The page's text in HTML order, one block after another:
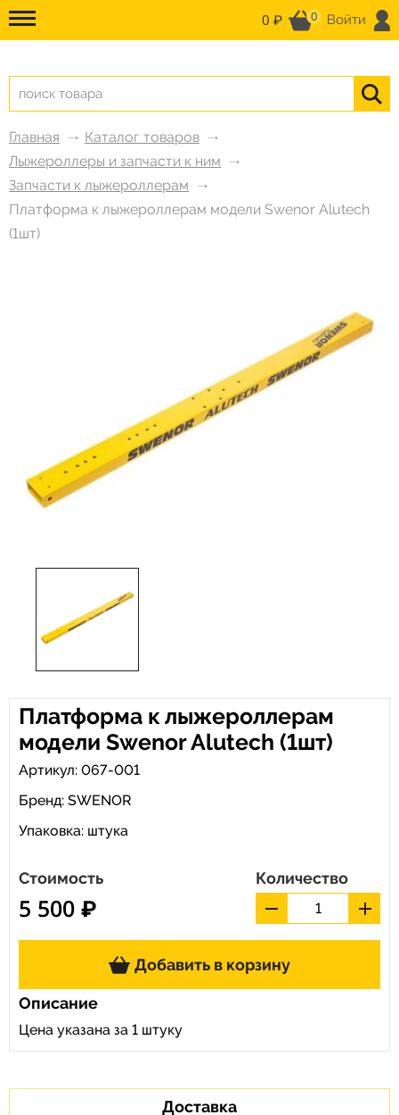
0 ₽ 0 Войти
Главная
Каталог товаров
Лыжероллеры и запчасти к ним
Запчасти к лыжероллерам
Платформа к лыжероллерам модели Swenor Alutech
(1шт)
Платформа к лыжероллерам
модели Swenor Alutech (1шт)
Артикул: 067-001
Бренд: SWENOR
Упаковка: штука
Стоимость
5 500 ₽
Количество
Добавить в корзину
Описание
Цена указана за 1 штуку
Доставка